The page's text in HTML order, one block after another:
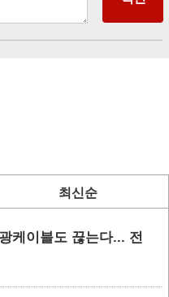
최신순
케이블도 끊는다... 전